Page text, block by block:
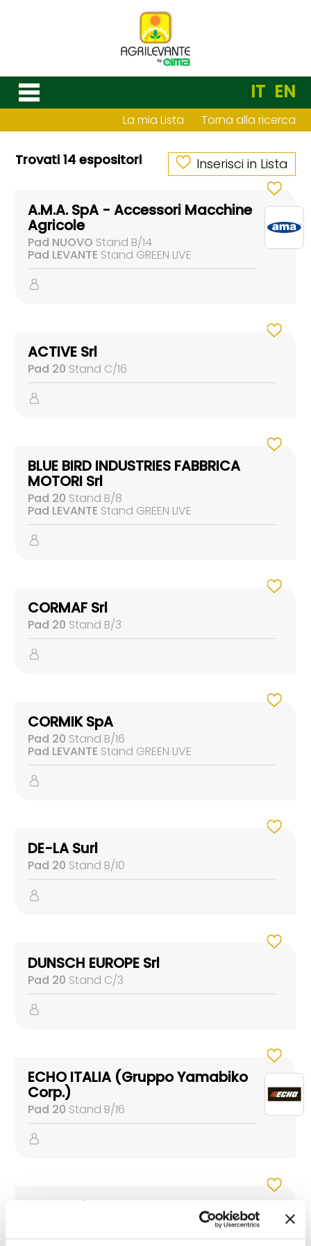
IT EN
La mia Lista Torna alla ricerca
Trovati 14 espositori Inserisci in Lista
A.M.A. SpA - Accessori Macchine
Agricole
Pad NUOVO Stand B/14
Pad LEVANTE Stand GREEN LIVE
ACTIVE Srl
Pad 20 Stand C/16
BLUE BIRD INDUSTRIES FABBRICA
MOTORI Srl
Pad 20 Stand B/8
Pad LEVANTE Stand GREEN LIVE
CORMAF Srl
Pad 20 Stand B/3
CORMIK SpA
Pad 20 Stand B/16
Pad LEVANTE Stand GREEN LIVE
DE-LA Surl
Pad 20 Stand B/10
DUNSCH EUROPE Srl
Pad 20 Stand C/3
ECHO ITALIA (Gruppo Yamabiko
Corp.)
Pad 20 Stand B/16
FIABA Srl
Pad LEVANTEStand GREEN LIVE